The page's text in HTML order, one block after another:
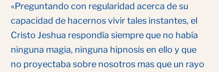
«Preguntando con regularidad acerca de su
capacidad de hacernos vivir tales instantes, el
Cristo Jeshua respondía siempre que no había
ninguna magia, ninguna hipnosis en ello y que
no proyectaba sobre nosotros mas que un rayo